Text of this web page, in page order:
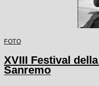
FOTO
XVIII Festival
Sanremo